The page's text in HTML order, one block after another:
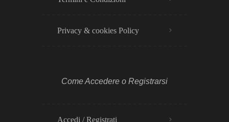
Privacy & cookies Policy​
Come Accedere o Registrarsi
Accedi / Registrati